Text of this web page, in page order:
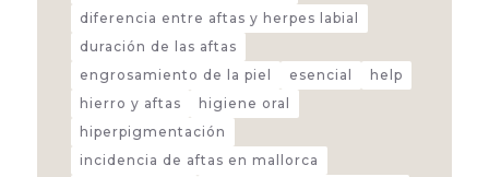
diferencia entre aftas y herpes labial
duración de las aftas
engrosamiento de la piel
esencial
help
hierro y aftas
higiene oral
hiperpigmentación
incidencia de aftas en mallorca